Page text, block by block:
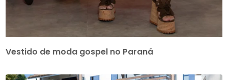
Vestido de moda gospel no Paraná